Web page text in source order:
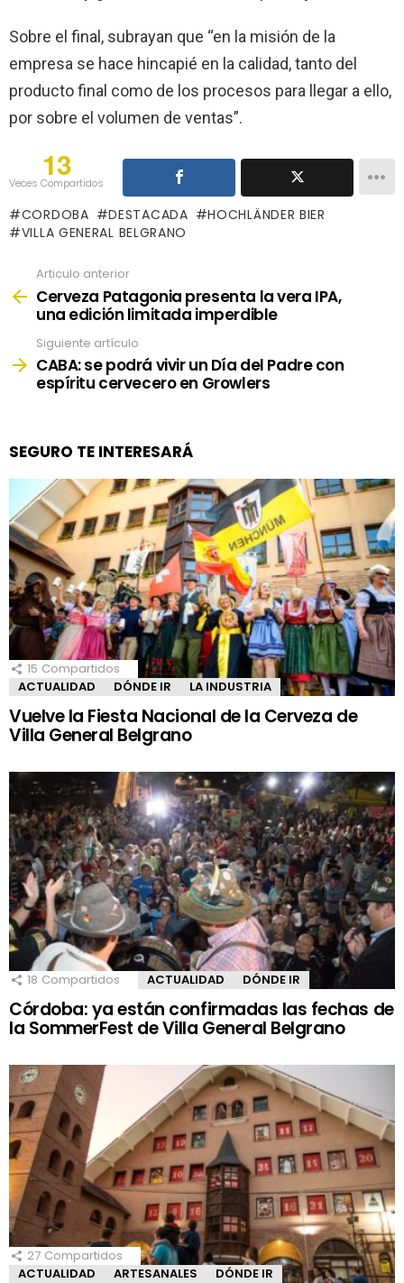
Sobre el final, subrayan que “en la misión de la
empresa se hace hincapié en la calidad, tanto del
producto final como de los procesos para llegar a ello,
por sobre el volumen de ventas”.
13
Veces Compartidos
CORDOBA DESTACADA
HOCHLÄNDER BIER
VILLA GENERAL BELGRANO
more
Articulo anterior
Cerveza Patagonia presenta la vera IPA,
una edición limitada imperdible
Siguiente artículo
CABA: se podrá vivir un Día del Padre con
espíritu cervecero en Growlers
SEGURO TE INTERESARÁ
15 Compartidos
ACTUALIDAD
DÓNDE IR LA INDUSTRIA
Vuelve la Fiesta Nacional de la Cerveza de
Villa General Belgrano
18 Compartidos ACTUALIDAD DÓNDE IR
Córdoba: ya están confirmadas las fechas de
la SommerFest de Villa General Belgrano
27 Compartidos
ACTUALIDAD
ARTESANALES DÓNDE IR